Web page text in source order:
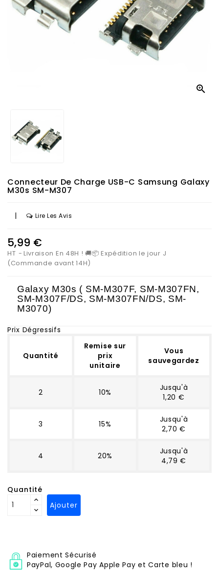

Connecteur De Charge USB-C Samsung Galaxy
M30s SM-M307
| Lire Les Avis
5,99 €
HT
Livraison En 48H ! 🚚📦 Expédition le jour J
(Commande avant 14H)
Galaxy M30s ( SM-M307F, SM-M307FN,
SM-M307F/DS, SM-M307FN/DS, SM-
M3070)
Prix Dégressifs
Quantité
Remise sur
prix
unitaire
Vous
sauvegardez
2 10%
Jusqu'à
1,20 €
3 15%
Jusqu'à
2,70 €
4 20%
Jusqu'à
4,79 €
Quantité
Ajouter
Paiement Sécurisé
PayPal, Google Pay Apple Pay et Carte bleu !